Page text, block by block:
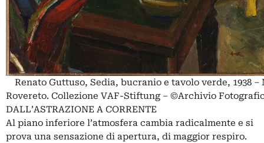
Renato Guttuso, Sedia, bucranio e tavolo verde, 1938 –
Rovereto. Collezione VAF-Stiftung – ©Archivio
DALL’ASTRAZIONE A CORRENTE
Al piano inferiore l’atmosfera cambia radicalmente e si
prova una sensazione di apertura, di maggior respiro.